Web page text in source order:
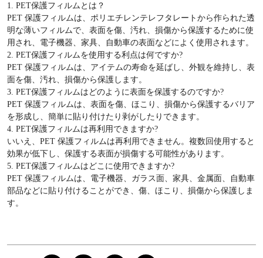
1. PET保護フィルムとは？
PET 保護フィルムは、ポリエチレンテレフタレートから作られた透
明な薄いフィルムで、表面を傷、汚れ、損傷から保護するために使
用され、電子機器、家具、自動車の表面などによく使用されます。
2. PET保護フィルムを使用する利点は何ですか?
PET 保護フィルムは、アイテムの寿命を延ばし、外観を維持し、表
面を傷、汚れ、損傷から保護します。
3. PET保護フィルムはどのように表面を保護するのですか?
PET 保護フィルムは、表面を傷、ほこり、損傷から保護するバリア
を形成し、簡単に貼り付けたり剥がしたりできます。
4. PET保護フィルムは再利用できますか?
いいえ、PET 保護フィルムは再利用できません。複数回使用すると
効果が低下し、保護する表面が損傷する可能性があります。
5. PET保護フィルムはどこに使用できますか?
PET 保護フィルムは、電子機器、ガラス面、家具、金属面、自動車
部品などに貼り付けることができ、傷、ほこり、損傷から保護しま
す。